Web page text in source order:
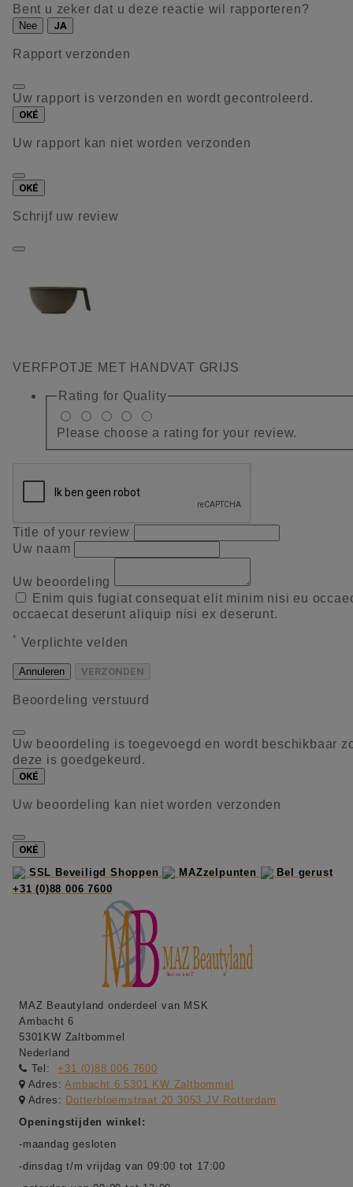
Bent u zeker dat u deze reactie wil rapporteren?
Nee JA
Rapport verzonden
Uw rapport is verzonden en wordt gecontroleerd.
OKÉ
Uw rapport kan niet worden verzonden
OKÉ
Schrijf uw review
VERFPOTJE MET HANDVAT GRIJS
Rating for Quality
Please choose a rating for your review.
Title of your review
Uw naam
Uw beoordeling
Enim quis fugiat consequat elit minim nisi eu
occaecat deserunt aliquip nisi ex deserunt.
* Verplichte velden
Annuleren VERZONDEN
Beoordeling verstuurd
Uw beoordeling is toegevoegd en wordt beschikbaar
deze is goedgekeurd.
OKÉ
Uw beoordeling kan niet worden verzonden
OKÉ
SSL Beveiligd Shoppen
MAZzelpunten
Bel gerust
+31 (0)88 006 7600
MAZ Beautyland onderdeel van MSK
Ambacht 6
5301KW Zaltbommel
Nederland
Tel:
+31 (0)88 006 7600
Adres:Ambacht 6 5301 KW Zaltbommel
Adres: Dotterbloemstraat 20 3053 JV Rotterdam
Openingstijden winkel:
-maandag gesloten
-dinsdag t/m vrijdag van 09:00 tot 17:00